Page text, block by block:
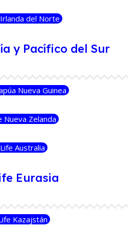
del Norte
y Pacífico del Sur
Nueva Guinea
Nueva Zelanda
Australia
Eurasia
Kazajstán